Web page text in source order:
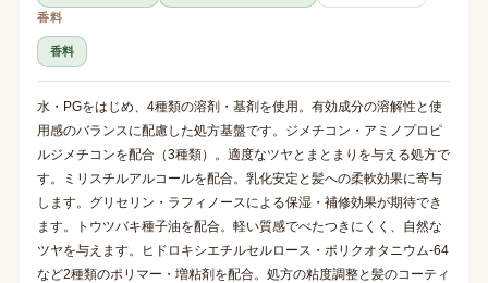
香料
香料
水・PGをはじめ、4種類の溶剤・基剤を使用。有効成分の溶解性と使
用感のバランスに配慮した処方基盤です。ジメチコン・アミノプロピ
ルジメチコンを配合（3種類）。適度なツヤとまとまりを与える処方で
す。ミリスチルアルコールを配合。乳化安定と髪への柔軟効果に寄与
します。グリセリン・ラフィノースによる保湿・補修効果が期待でき
ます。トウツバキ種子油を配合。軽い質感でべたつきにくく、自然な
ツヤを与えます。ヒドロキシエチルセルロース・ポリクオタニウム-64
など2種類のポリマー・増粘剤を配合。処方の粘度調整と髪のコーティ